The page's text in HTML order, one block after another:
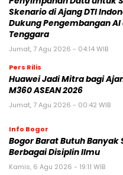
Skenario di Ajang DTI
Dukung Pengembangan AI
Tenggara
Jumat, 7 Agu 2026 - 04:14 WIB
Pers Rilis
Huawei Jadi Mitra bagi
M360 ASEAN 2026
Jumat, 7 Agu 2026 - 00:42 WIB
Info Bogor
Bogor Barat Butuh Banyak
Berbagai Disiplin Ilmu
Kamis, 6 Agu 2026 - 19:11 WIB